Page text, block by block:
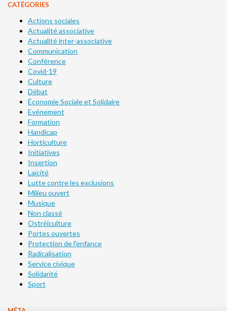
CATÉGORIES
Actions sociales
Actualité associative
Actualité inter-associative
Communication
Conférence
Covid-19
Culture
Débat
Économie Sociale et Solidaire
Evénement
Formation
Handicap
Horticulture
Initiatives
Insertion
Laïcité
Lutte contre les exclusions
Milieu ouvert
Musique
Non classé
Ostréiculture
Portes ouvertes
Protection de l'enfance
Radicalisation
Service civique
Solidarité
Sport